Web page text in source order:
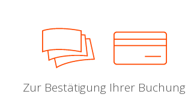
Zur Bestätigung Ihrer Buchung